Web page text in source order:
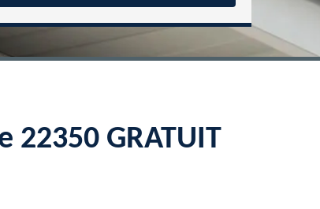
GRATUIT